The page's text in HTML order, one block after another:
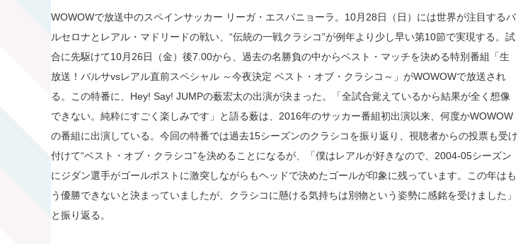
WOWOWで放送中のスペインサッカー リーガ・エスパニョーラ。10月28日（日）には世界が注目するバ
ルセロナとレアル・マドリードの戦い、“伝統の一戦クラシコ”が例年より少し早い第10節で実現する。試
合に先駆けて10月26日（金）後7.00から、過去の名勝負の中からベスト・マッチを決める特別番組「生
放送！バルサvsレアル直前スペシャル ～今夜決定 ベスト・オブ・クラシコ～」がWOWOWで放送され
る。この特番に、Hey! Say! JUMPの薮宏太の出演が決まった。「全試合覚えているから結果が全く想像
できない。純粋にすごく楽しみです」と語る薮は、2016年のサッカー番組初出演以来、何度かWOWOW
の番組に出演している。今回の特番では過去15シーズンのクラシコを振り返り、視聴者からの投票も受け
付けて“ベスト・オブ・クラシコ”を決めることになるが、「僕はレアルが好きなので、2004-05シーズン
にジダン選手がゴールポストに激突しながらもヘッドで決めたゴールが印象に残っています。この年はも
う優勝できないと決まっていましたが、クラシコに懸ける気持ちは別物という姿勢に感銘を受けました」
と振り返る。